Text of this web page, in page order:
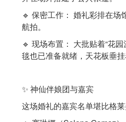
🔹 保密工作： 婚礼彩排在
航拍。
🔹 现场布置： 大批贴着“花
毯也已准备就绪，天花板垂挂
✨ 神仙伴娘团与嘉宾
这场婚礼的嘉宾名单堪比格莱